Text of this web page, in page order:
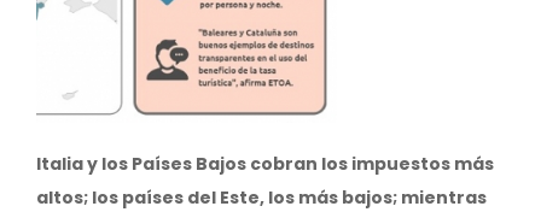
Italia y los Países Bajos cobran los impuestos más
altos; los países del Este, los más bajos; mientras